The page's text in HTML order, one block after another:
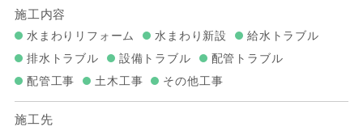
施工内容
水まわりリフォーム 水まわり新設
給水トラブル
排水トラブル
設備トラブル
配管トラブル
配管工事
土木工事 その他工事
施工先